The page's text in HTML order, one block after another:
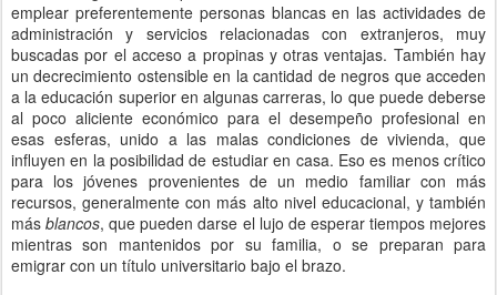
emplear preferentemente personas blancas en las actividades de
administración y servicios relacionadas con extranjeros, muy
buscadas por el acceso a propinas y otras ventajas. También hay
un decrecimiento ostensible en la cantidad de negros que acceden
a la educación superior en algunas carreras, lo que puede deberse
al poco aliciente económico para el desempeño profesional en
esas esferas, unido a las malas condiciones de vivienda, que
influyen en la posibilidad de estudiar en casa. Eso es menos crítico
para los jóvenes provenientes de un medio familiar con más
recursos, generalmente con más alto nivel educacional, y también
másblancos, que pueden darse el lujo de esperar tiempos mejores
mientras son mantenidos por su familia, o se preparan para
emigrar con un título universitario bajo el brazo.